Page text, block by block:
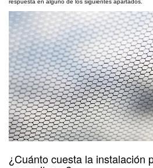
respuesta en alguno de los siguientes apartados.
¿Cuánto cuesta la instalación